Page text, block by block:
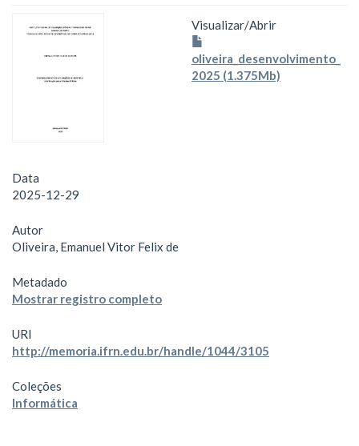
Visualizar/Abrir
oliveira_desenvolvimento_
2025 (1.375Mb)
Data
2025-12-29
Autor
Oliveira, Emanuel Vitor Felix de
Metadado
Mostrar registro completo
URI
http://memoria.ifrn.edu.br/handle/1044/3105
Coleções
Informática